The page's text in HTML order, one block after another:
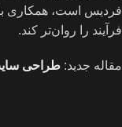
فردیس است، همکاری
فرآیند را روان‌تر کند.
مقاله جدید: طراحی